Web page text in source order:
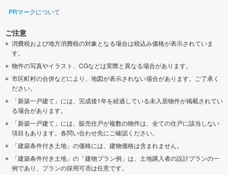
PRマークについて
ご注意
消費税および地方消費税の対象となる場合は税込み価格が表示されていま
す。
物件の写真やイラスト、CGなどは実際と異なる場合があります。
市区町村の合併などにより、地図が表示されない場合があります。ご了承く
ださい。
「新築一戸建て」には、完成後1年を経過している未入居物件が掲載されてい
る場合があります。
「新築一戸建て」には、販売住戸が複数の物件は、全ての住戸に該当しない
項目もあります。各問い合わせ先にご確認ください。
「建築条件付き土地」の価格には、建物価格は含まれません。
「建築条件付き土地」の「建物プラン例」は、土地購入者の設計プランの一
例であり、プランの採用可否は任意です。